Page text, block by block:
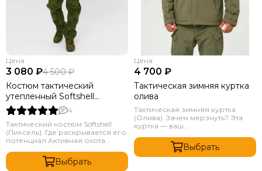
Цена
3 080 ₽4 500 ₽
Костюм тактический
утепленный Softshell
Пиксель
4
Тактический костюм Softshell
(Пиксель). Где раскрывается его
потенциал Активная охота...
Выбрать
Цена
4 700 ₽
Тактическая зимняя куртка
олива
Тактическая зимняя куртка
(Олива). Зачем мерзнуть? Эта
куртка — ваш...
Выбрать